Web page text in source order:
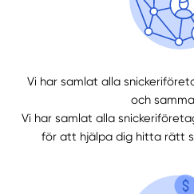
Vi har samlat alla
och
Vi har samlat alla
för att hjälpa dig hitta rätt